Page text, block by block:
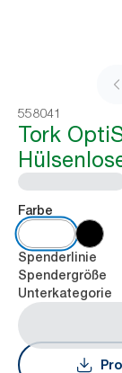
558041
Tork
Farbe
Spenderlinie
Spendergröße
Unterkategorie